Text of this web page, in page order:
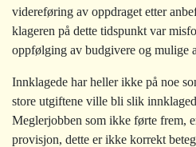
videreføring av oppdraget etter
klageren på dette tidspunkt var
oppfølging av budgivere og mulige
Innklagede har heller ikke på noe
store utgiftene ville bli slik
Meglerjobben som ikke førte frem,
provisjon, dette er ikke korrekt